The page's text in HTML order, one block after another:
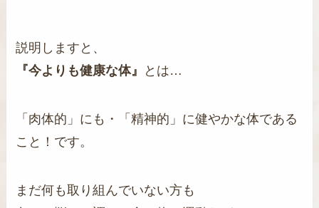
説明しますと、
『今よりも健康な体』
とは…
「肉体的」にも・「精神的」に健やかな体である
こと！です。
まだ何も取り組んでいない方も